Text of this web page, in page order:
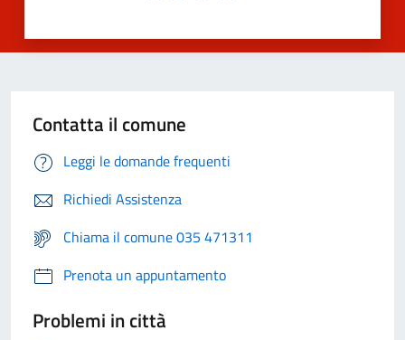
Contatta il comune
Leggi le domande frequenti
Richiedi Assistenza
Chiama il comune 035 471311
Prenota un appuntamento
Problemi in città